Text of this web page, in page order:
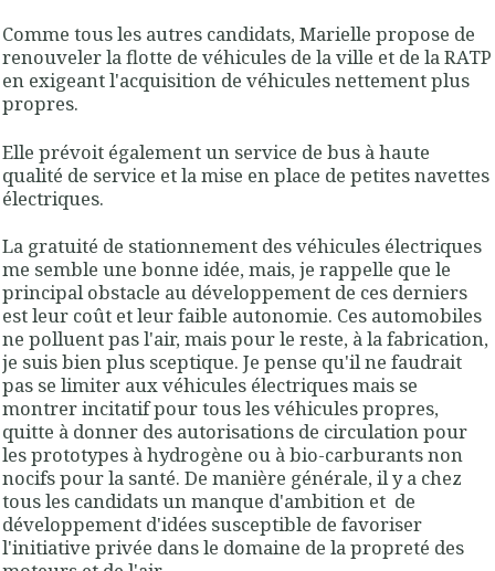
Comme tous les autres candidats, Marielle propose de
renouveler la flotte de véhicules de la ville et de la RATP
en exigeant l'acquisition de véhicules nettement plus
propres.
Elle prévoit également un service de bus à haute
qualité de service et la mise en place de petites navettes
électriques.
La gratuité de stationnement des véhicules électriques
me semble une bonne idée, mais, je rappelle que le
principal obstacle au développement de ces derniers
est leur coût et leur faible autonomie. Ces automobiles
ne polluent pas l'air, mais pour le reste, à la fabrication,
je suis bien plus sceptique. Je pense qu'il ne faudrait
pas se limiter aux véhicules électriques mais se
montrer incitatif pour tous les véhicules propres,
quitte à donner des autorisations de circulation pour
les prototypes à hydrogène ou à bio-carburants non
nocifs pour la santé. De manière générale, il y a chez
tous les candidats un manque d'ambition et de
développement d'idées susceptible de favoriser
l'initiative privée dans le domaine de la propreté des